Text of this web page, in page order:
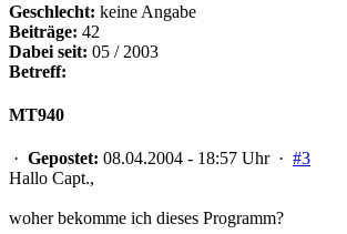
Geschlecht: keine Angabe
Beiträge: 42
Dabei seit: 05 / 2003
Betreff:
MT940
· Gepostet: 08.04.2004 - 18:57 Uhr · #3
Hallo Capt.,
woher bekomme ich dieses Programm?